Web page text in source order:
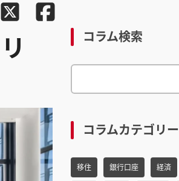
コラム検索
e
r
c
h
f
コラムカテゴリー
移住 銀行口座 経済